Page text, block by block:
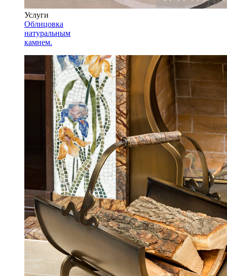
Услуги
Облицовка
натуральным
камнем.